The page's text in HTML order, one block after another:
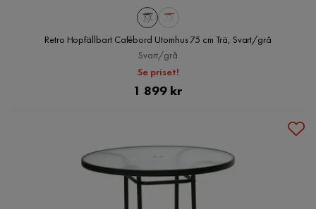
Retro Hopfällbart Cafébord Utomhus 75 cm Trä, Svart/grå
Svart/grå
Se priset!
Pris
1 899 kr